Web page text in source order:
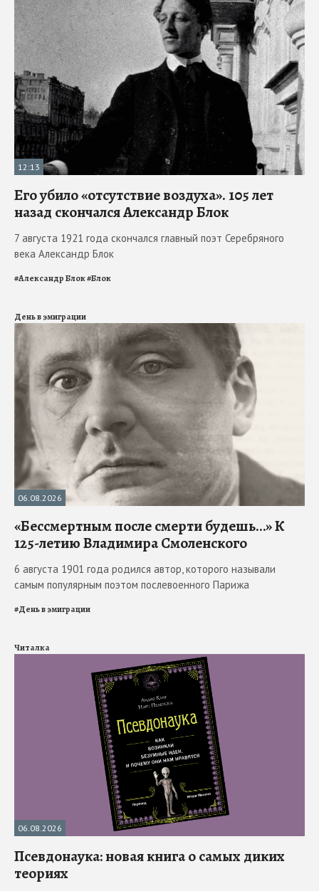
12:13
Его убило «отсутствие воздуха». 105 лет
назад скончался Александр Блок
7 августа 1921 года скончался главный поэт Серебряного
века Александр Блок
#Александр Блок#Блок
День в эмиграции
06.08.2026
«Бессмертным после смерти будешь…» К
125-летию Владимира Смоленского
6 августа 1901 года родился автор, которого называли
самым популярным поэтом послевоенного Парижа
#День в эмиграции
Читалка
06.08.2026
Псевдонаука: новая книга о самых диких
теориях